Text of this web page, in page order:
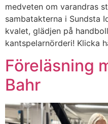
medveten om varandras
sambatakterna i Sundsta
kvalet, glädjen på
kantspelarnörderi! Klicka
Föreläsning
Bahr